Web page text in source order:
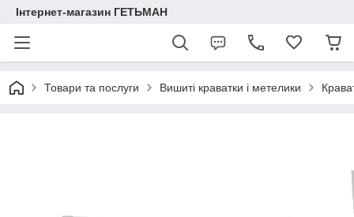
Інтернет-магазин ГЕТЬМАН
Товари та послуги Вишиті краватки і метелики